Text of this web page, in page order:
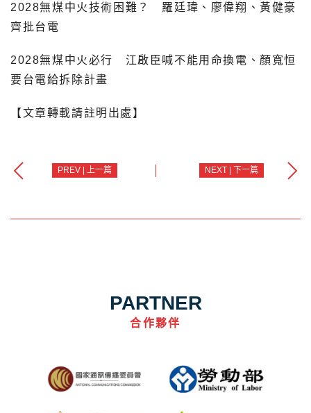
2028無煤中火技術困難？ 羅廷瑋、廖偉翔、黃健豪
齊批台電
2028無煤中火必行 江啟臣喊不能用命換電、顏寬恒
要台電給拆除計畫
【文章轉載請註明出處】
PREV | 上一篇 NEXT | 下一篇
PARTNER
合作夥伴